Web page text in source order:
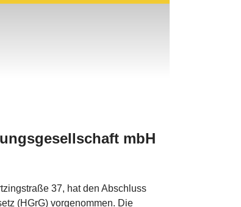
mbH
37, hat den Abschluss
(HGrG) vorgenommen. Die